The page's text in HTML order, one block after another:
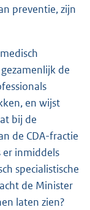
preventie, zijn
de
en wijst
bij de
de CDA-fractie
er inmiddels
specialistische
de Minister
laten zien?